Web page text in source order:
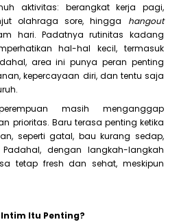
aktivitas: berangkat kerja pagi,
olahraga sore, hingga hangout
hari. Padatnya rutinitas kadang
hal-hal kecil, termasuk
area ini punya peran penting
kepercayaan diri, dan tentu saja
masih menganggap
prioritas. Baru terasa penting ketika
seperti gatal, bau kurang sedap,
dengan langkah-langkah
tetap fresh dan sehat, meskipun
Itu Penting?